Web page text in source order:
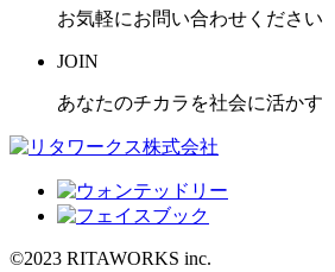
お気軽にお問い合わせください
JOIN
あなたのチカラを社会に活かす
©2023 RITAWORKS inc.